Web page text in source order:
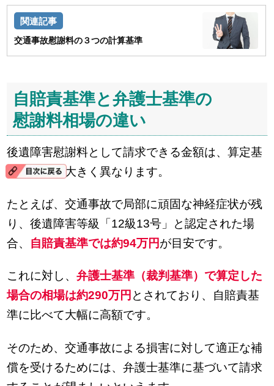
交通事故慰謝料の３つの計算基準
自賠責基準と弁護士基準の
慰謝料相場の違い
後遺障害慰謝料として請求できる金額は、算定基
準によって大きく異なります。
たとえば、交通事故で局部に頑固な神経症状が残
り、後遺障害等級「12級13号」と認定された場
合、 自賠責基準では約94万円が目安です。
これに対し、弁護士基準（裁判基準）で算定した
場合の相場は約290万円 とされており、自賠責基
準に比べて大幅に高額です。
そのため、交通事故による損害に対して適正な補
償を受けるためには、弁護士基準に基づいて請求